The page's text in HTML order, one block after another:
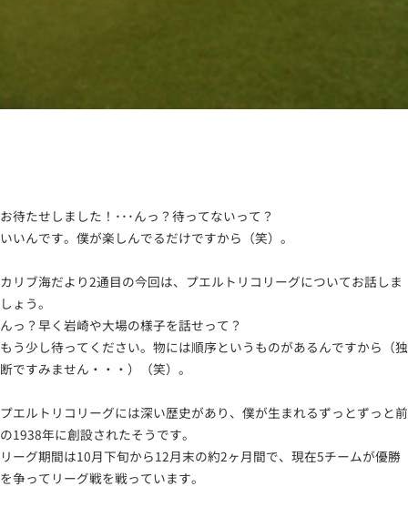
お待たせしました！･･･んっ？待ってないって？
いいんです。僕が楽しんでるだけですから（笑）。
カリブ海だより2通目の今回は、プエルトリコリーグについてお話しま
しょう。
んっ？早く岩崎や大場の様子を話せって？
もう少し待ってください。物には順序というものがあるんですから（独
断ですみません・・・）（笑）。
プエルトリコリーグには深い歴史があり、僕が生まれるずっとずっと前
の1938年に創設されたそうです。
リーグ期間は10月下旬から12月末の約2ヶ月間で、現在5チームが優勝
を争ってリーグ戦を戦っています。